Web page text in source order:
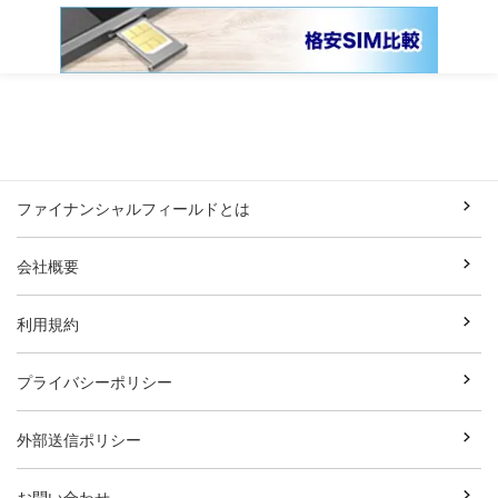
ファイナンシャルフィールドとは
会社概要
利用規約
プライバシーポリシー
外部送信ポリシー